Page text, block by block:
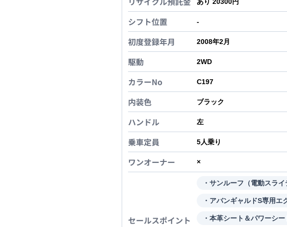
シフト位置 -
初度登録年月 2008年2月
駆動 2WD
カラーNo C197
内装色 ブラック
ハンドル 左
乗車定員 5人乗り
ワンオーナー ×
セールスポイント
・サンルーフ（電動スライ
・アバンギャルドS専用エ
・本革シート＆パワーシー